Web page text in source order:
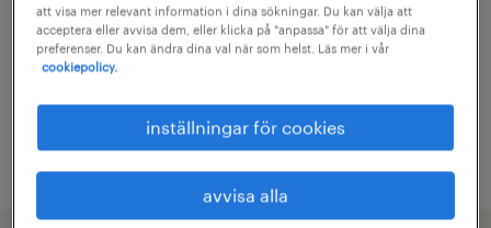
Om du vill veta mer kan du gå in och läsa på
regeringens hemsida.
regeringen.se
att visa mer relevant information i dina sökningar. Du kan välja att
acceptera eller avvisa dem, eller klicka på "anpassa" för att välja dina
preferenser. Du kan ändra dina val när som helst. Läs mer i vår
cookiepolicy.
inställningar för cookies
avvisa alla